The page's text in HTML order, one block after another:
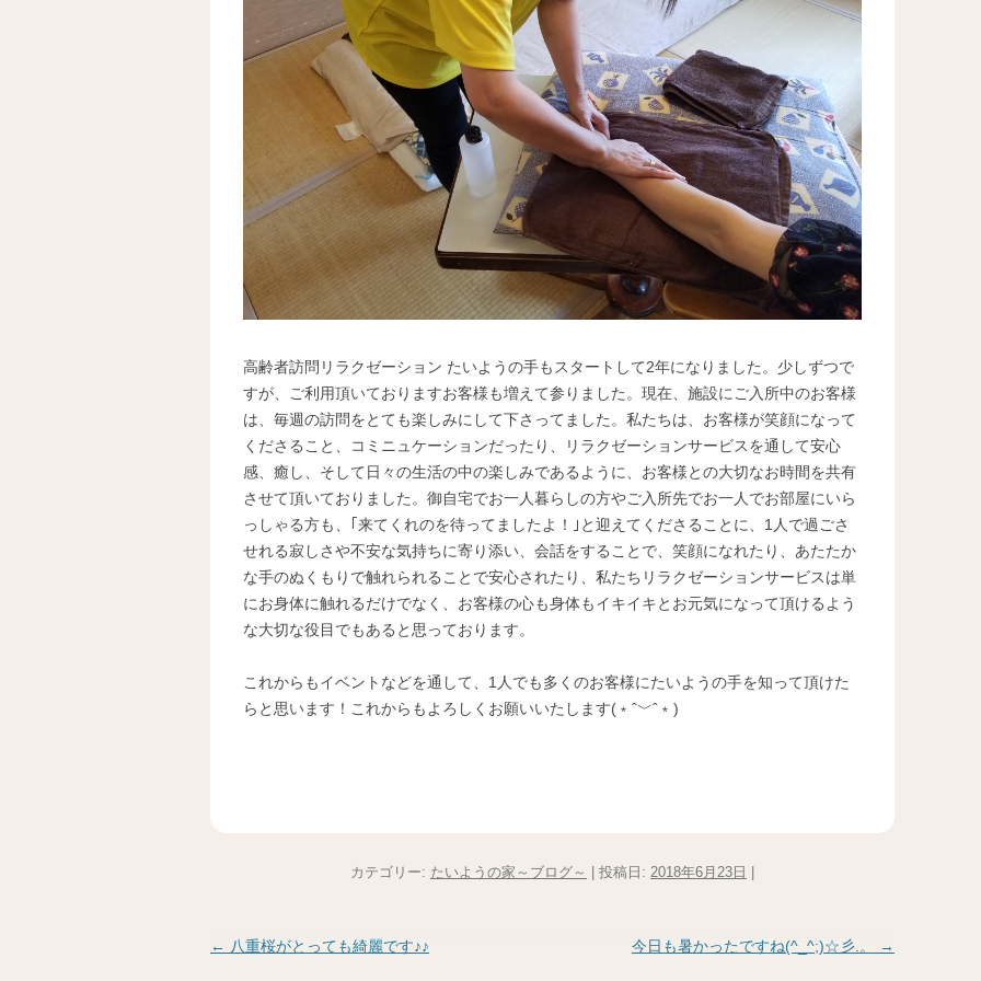
高齢者訪問リラクゼーション たいようの手もスタートして2年になりました。少しずつで
すが、ご利用頂いておりますお客様も増えて参りました。現在、施設にご入所中のお客様
は、毎週の訪問をとても楽しみにして下さってました。私たちは、お客様が笑顔になって
くださること、コミニュケーションだったり、リラクゼーションサービスを通して安心
感、癒し、そして日々の生活の中の楽しみであるように、お客様との大切なお時間を共有
させて頂いておりました。御自宅でお一人暮らしの方やご入所先でお一人でお部屋にいら
っしゃる方も、｢来てくれのを待ってましたよ！｣と迎えてくださることに、1人で過ごさ
せれる寂しさや不安な気持ちに寄り添い、会話をすることで、笑顔になれたり、あたたか
な手のぬくもりで触れられることで安心されたり、私たちリラクゼーションサービスは単
にお身体に触れるだけでなく、お客様の心も身体もイキイキとお元気になって頂けるよう
な大切な役目でもあると思っております。
これからもイベントなどを通して、1人でも多くのお客様にたいようの手を知って頂けた
らと思います！これからもよろしくお願いいたします(﹡ˆ﹀ˆ﹡)
カテゴリー: たいようの家～ブログ～ | 投稿日: 2018年6月23日
投稿ナビゲーション
← 八重桜がとっても綺麗です♪♪ 今日も暑かったですね(^_^;)☆彡.。 →